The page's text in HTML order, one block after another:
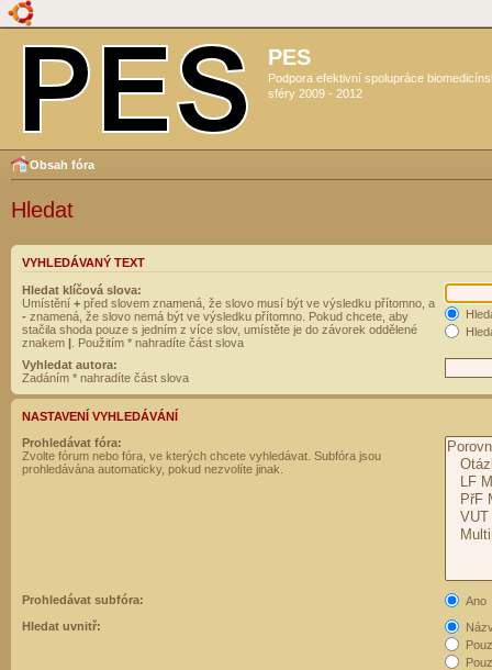
PES
Podpora efektivní spolupráce
sféry 2009 - 2012
Obsah fóra
Hledat
VYHLEDÁVANÝ TEXT
Hledat klíčová slova:
Umístění + před slovem znamená, že slovo musí být ve výsledku přítomno, a
- znamená, že slovo nemá být ve výsledku přítomno. Pokud chcete, aby
stačila shoda pouze s jedním z více slov, umístěte je do závorek oddělené
znakem | . Použitím * nahradíte část slova
Vyhledat autora:
Zadáním * nahradíte část slova
NASTAVENÍ VYHLEDÁVÁNÍ
Prohledávat fóra:
Zvolte fórum nebo fóra, ve kterých chcete vyhledávat. Subfóra jsou
prohledávána automaticky, pokud nezvolíte jinak.
Prohledávat subfóra:
Ano
Hledat uvnitř: